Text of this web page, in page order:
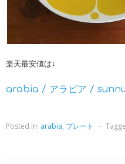
楽天最安値は↓
arabia / アラビア /
Posted in: arabia, プレート ⋅